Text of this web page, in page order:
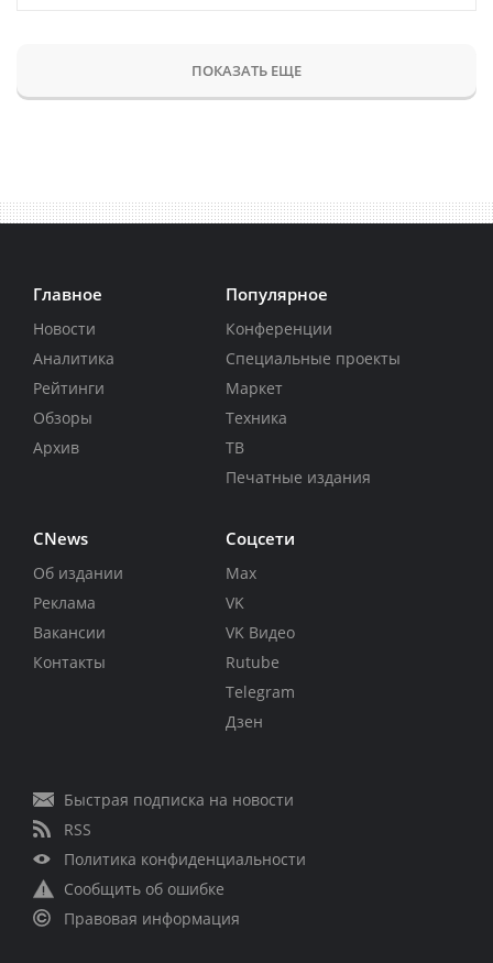
ПОКАЗАТЬ ЕЩЕ
Главное
Новости
Аналитика
Рейтинги
Обзоры
Архив
Популярное
Конференции
Специальные проекты
Маркет
Техника
ТВ
Печатные издания
CNews
Об издании
Реклама
Вакансии
Контакты
Соцсети
Max
VK
VK Видео
Rutube
Telegram
Дзен
Быстрая подписка на новости
RSS
Политика конфиденциальности
Сообщить об ошибке
Правовая информация